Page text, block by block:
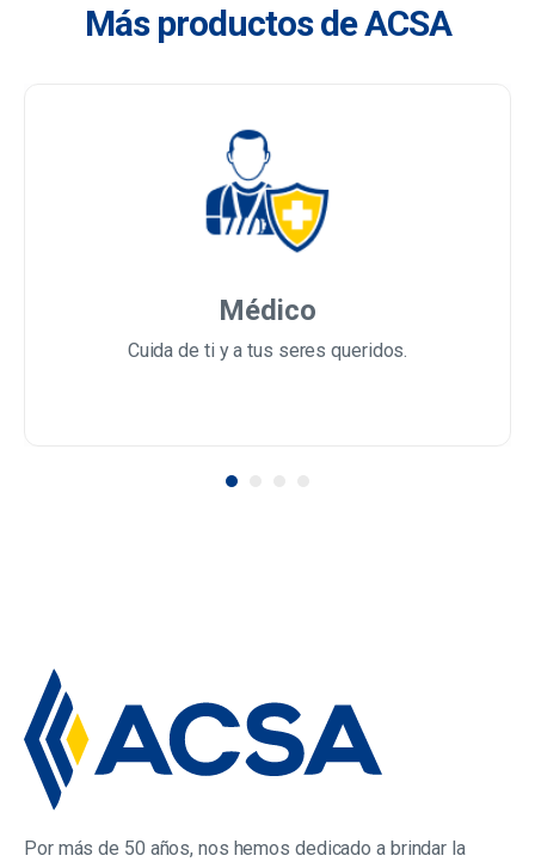
Más productos de ACSA
Médico
Cuida de ti y a tus seres queridos.
Por más de 50 años, nos hemos dedicado a brindar la